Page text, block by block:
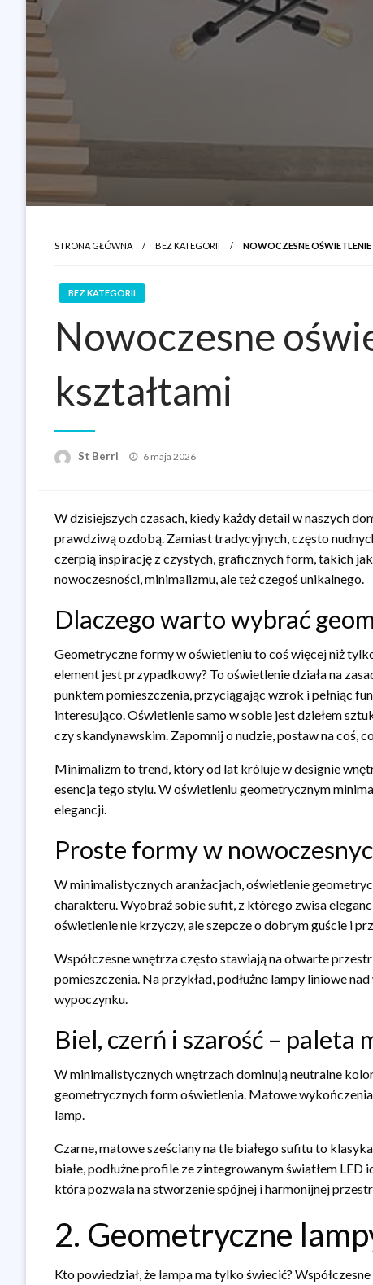
STRONA GŁÓWNA BEZ KATEGORII NOWOCZESNE
BEZ KATEGORII
Nowoczesne
kształtami
St Berri
Opublikowane
6 maja 2026
W dzisiejszych czasach, kiedy każdy detail w naszych
prawdziwą ozdobą. Zamiast tradycyjnych, często
czerpią inspirację z czystych, graficznych form, takich
nowoczesności, minimalizmu, ale też czegoś unikalnego.
Dlaczego warto wybrać
Geometryczne formy w oświetleniu to coś więcej niż
element jest przypadkowy? To oświetlenie działa na
punktem pomieszczenia, przyciągając wzrok i pełniąc
interesująco. Oświetlenie samo w sobie jest dziełem
czy skandynawskim. Zapomnij o nudzie, postaw na coś,
Minimalizm to trend, który od lat króluje w designie
esencja tego stylu. W oświetleniu geometrycznym
elegancji.
Proste formy w
W minimalistycznych aranżacjach, oświetlenie
charakteru. Wyobraź sobie sufit, z którego zwisa
oświetlenie nie krzyczy, ale szepcze o dobrym guście i
Współczesne wnętrza często stawiają na otwarte
pomieszczenia. Na przykład, podłużne lampy liniowe
wypoczynku.
Biel, czerń i szarość – paleta
W minimalistycznych wnętrzach dominują neutralne
geometrycznych form oświetlenia. Matowe
lamp.
Czarne, matowe sześciany na tle białego sufitu to
białe, podłużne profile ze zintegrowanym światłem
która pozwala na stworzenie spójnej i harmonijnej
2. Geometryczne
Kto powiedział, że lampa ma tylko świecić?